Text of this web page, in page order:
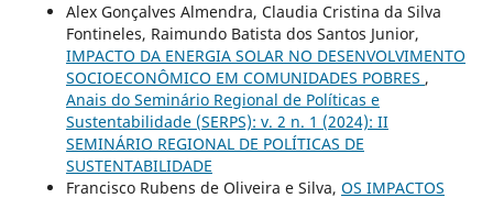
Alex Gonçalves Almendra, Claudia Cristina da Silva
Fontineles, Raimundo Batista dos Santos Junior,
IMPACTO DA ENERGIA SOLAR NO DESENVOLVIMENTO
SOCIOECONÔMICO EM COMUNIDADES POBRES ,
Anais do Seminário Regional de Políticas e
Sustentabilidade (SERPS): v. 2 n. 1 (2024): II
SEMINÁRIO REGIONAL DE POLÍTICAS DE
SUSTENTABILIDADE
Francisco Rubens de Oliveira e Silva, OS IMPACTOS